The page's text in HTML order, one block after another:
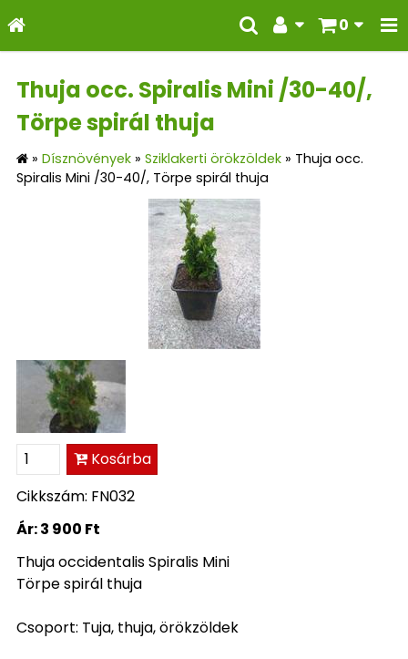
0
Thuja occ. Spiralis Mini /30-40/,
Törpe spirál thuja
» Dísznövények » Sziklakerti örökzöldek » Thuja occ.
Spiralis Mini /30-40/, Törpe spirál thuja
Kosárba
Cikkszám: FN032
Ár:3 900 Ft
Thuja occidentalis Spiralis Mini
Törpe spirál thuja
Csoport: Tuja, thuja, örökzöldek